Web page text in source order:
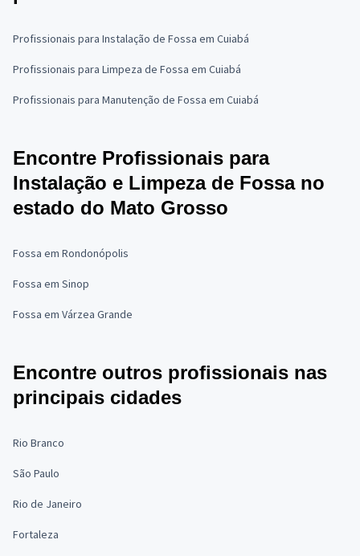
Profissionais para Instalação de Fossa em Cuiabá
Profissionais para Limpeza de Fossa em Cuiabá
Profissionais para Manutenção de Fossa em Cuiabá
Encontre Profissionais para
Instalação e Limpeza de Fossa no
estado do Mato Grosso
Fossa em Rondonópolis
Fossa em Sinop
Fossa em Várzea Grande
Encontre outros profissionais nas
principais cidades
Rio Branco
São Paulo
Rio de Janeiro
Fortaleza